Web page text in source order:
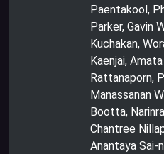
Paentakool,
Parker, Gavin
Kuchakan,
Kaenjai,
Rattanaporn,
Manassanan
Bootta,
Chantree
Anantaya Sai-